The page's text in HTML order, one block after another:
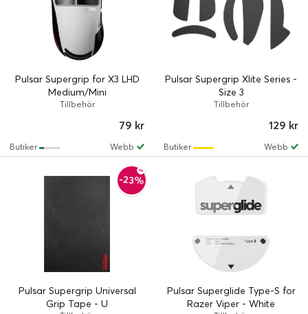
Pulsar Supergrip for X3 LHD
Medium/Mini
Tillbehör
79 kr
Webb
Butiker
Pulsar Supergrip Xlite Series -
Size 3
Tillbehör
129 kr
Webb
Butiker
-23%
Pulsar Supergrip Universal
Grip Tape - U
Pulsar Superglide Type-S for
Razer Viper - White